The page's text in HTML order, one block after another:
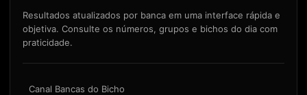
Resultados atualizados por banca em uma interface rápida e
objetiva. Consulte os números, grupos e bichos do dia com
praticidade.
Canal Bancas do Bicho